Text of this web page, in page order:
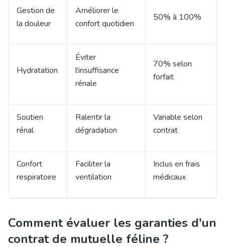
Gestion de
la douleur
Améliorer le
confort quotidien
50% à 100%
Hydratation
Éviter
l'insuffisance
rénale
70% selon
forfait
Soutien
rénal
Ralentir la
dégradation
Variable selon
contrat
Confort
respiratoire
Faciliter la
ventilation
Inclus en frais
médicaux
Comment évaluer les garanties d'un
contrat de mutuelle féline ?